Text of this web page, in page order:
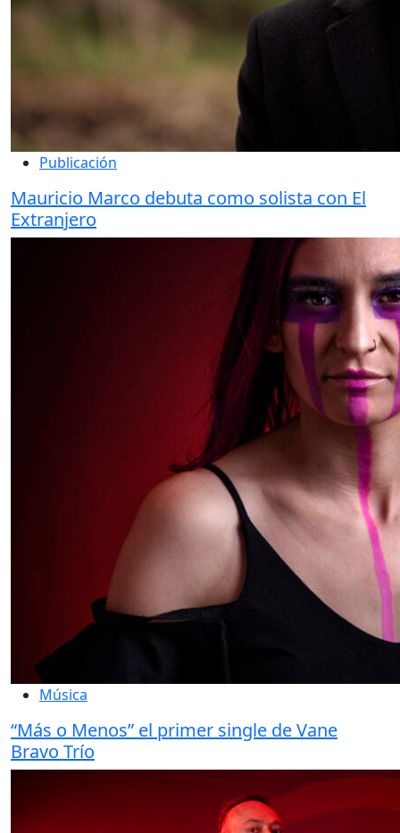
Publicación
Mauricio Marco debuta como solista con El
Extranjero
Música
“Más o Menos” el primer single de Vane
Bravo Trío